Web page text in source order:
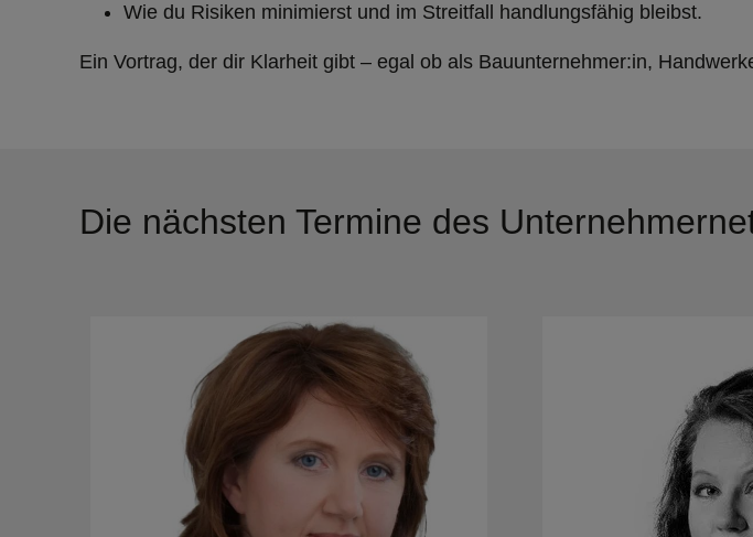
Wie du Risiken minimierst und im Streitfall handlungsfähig bleibst.
Ein Vortrag, der dir Klarheit gibt – egal ob als Bauunternehmer:in,
Die nächsten Termine des